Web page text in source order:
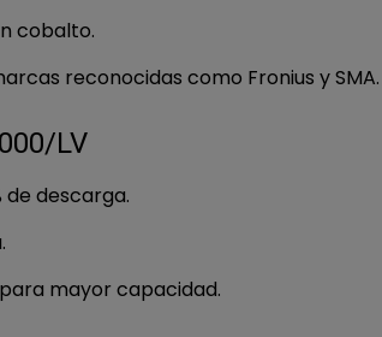
cobalto.
reconocidas como Fronius y SMA.
LV
de descarga.
mayor capacidad.